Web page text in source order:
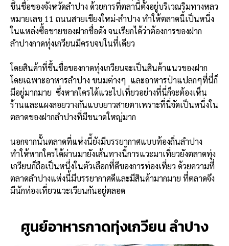
ขึ้นชื่อของจังหวัดลำปาง ด้วยการที่ตลานี้ตั้งอยู่บริเวณริมทางหลว
หมายเลข 11 ถนนสายเชียงใหม่-ลำปาง ทำให้ตลาดนี้เป็นหนึ่ง
ในแหล่งซื้อขายของฝากชื่อดัง จนเรียกได้ว่าต้องการของฝาก
ลำปางกาดทุ่งเกวียนมีครบจบในที่เดียว
โดยสินค้าที่ขึ้นชื่อของกาดทุ่งเกวียนจะเป็นสินค้าแนวของฝาก
โดยเฉพาะอาหารลำปาง ขนมต่างๆ และอาหารป่าแปลกๆที่นี่ก็
มีอยู่มากมาย ซึ่งหากใครได้แวะไปเที่ยวอย่างที่นี่ก็จะต้องเห็น
ร้านและแผงลอยวางกันแบบยาวสายตาเพราะที่นี่จัดเป็นหนึ่งใน
ตลาดของฝากลำปางที่มีขนาดใหญ่มาก
นอกจากนั้นตลาดที่แห่งนี้ยังมีบรรยากาศแบบท้องถิ่นลำปาง
ทำให้หากใครได้ผ่านมายังเส้นทางนี้การแวะมาเที่ยวยังตลาดทุ่ง
เกวียนก็ถือเป็นหนึ่งในตัวเลือกที่ดีของการท่องเที่ยว ด้วยความที่
ตลาดลำปางแห่งนี้มีบรรยากาศดีและมีสินค้ามากมาย ที่ตลาดจึง
มีนักท่องเที่ยวแวะเวียนกันอยู่ตลอด
ศูนย์อาหารกาดทุ่งเกวียน ลำปาง